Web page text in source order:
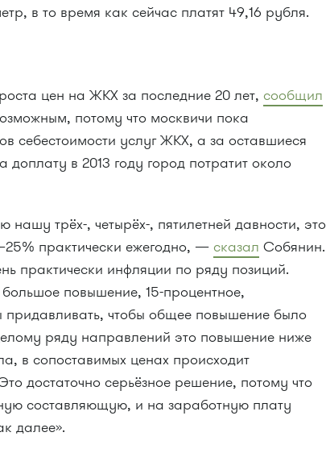
в то время как сейчас платят 49,16 рубля.
цен на ЖКХ за последние 20 лет, сообщил
потому что москвичи пока
себестоимости услуг ЖКХ, а за оставшиеся
доплату в 2013 году город потратит около
нашу трёх-, четырёх-, пятилетней давности, это
практически ежегодно, — сказал Собянин.
практически инфляции по ряду позиций.
большое повышение,15-процентное,
чтобы общее повышение было
ряду направлений это повышение ниже
в сопоставимых ценах происходит
достаточно серьёзное решение, потому что
составляющую, и на заработную плату
далее».